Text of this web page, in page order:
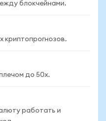
блокчейнами.
криптопрогнозов.
до 50x.
работать и